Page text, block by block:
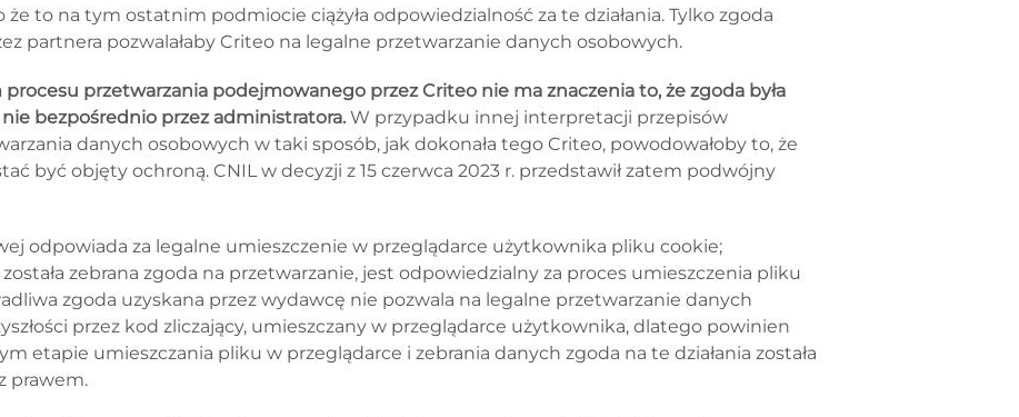
że to na tym ostatnim podmiocie ciążyła odpowiedzialność za te działania. Tylko zgoda
partnera pozwalałaby Criteo na legalne przetwarzanie danych osobowych.
przetwarzania podejmowanego przez Criteo nie ma znaczenia to, że zgoda była
bezpośrednio przez administratora. W przypadku innej interpretacji przepisów
danych osobowych w taki sposób, jak dokonała tego Criteo, powodowałoby to, że
być objęty ochroną. CNIL w decyzji z 15 czerwca 2023 r. przedstawił zatem podwójny
odpowiada za legalne umieszczenie w przeglądarce użytkownika pliku cookie;
zebrana zgoda na przetwarzanie, jest odpowiedzialny za proces umieszczenia pliku
zgoda uzyskana przez wydawcę nie pozwala na legalne przetwarzanie danych
przez kod zliczający, umieszczany w przeglądarce użytkownika, dlatego powinien
etapie umieszczania pliku w przeglądarce i zebrania danych zgoda na te działania została
prawem.